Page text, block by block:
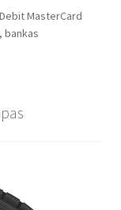
MasterCard
bankas